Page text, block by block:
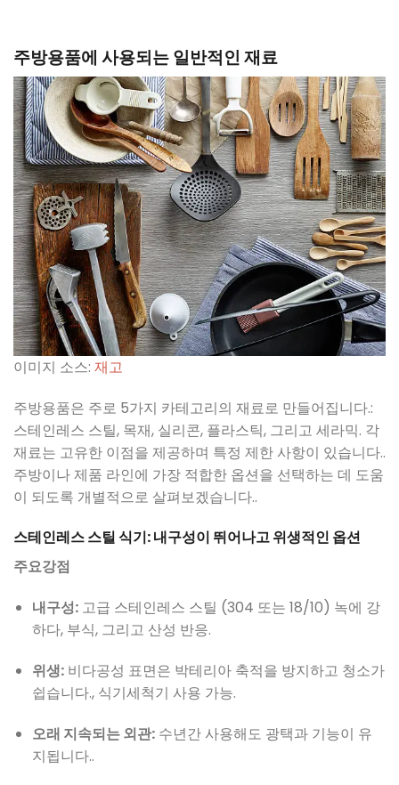
주방용품에 사용되는 일반적인 재료
이미지 소스: 재고
주방용품은 주로 5가지 카테고리의 재료로 만들어집니다.:
스테인레스 스틸, 목재, 실리콘, 플라스틱, 그리고 세라믹. 각
재료는 고유한 이점을 제공하며 특정 제한 사항이 있습니다..
주방이나 제품 라인에 가장 적합한 옵션을 선택하는 데 도움
이 되도록 개별적으로 살펴보겠습니다..
스테인레스 스틸 식기: 내구성이 뛰어나고 위생적인 ​​옵션
주요강점
내구성:고급 스테인레스 스틸 (304 또는 18/10) 녹에 강
하다, 부식, 그리고 산성 반응.
위생:비다공성 표면은 박테리아 축적을 방지하고 청소가
쉽습니다., 식기세척기 사용 가능.
오래 지속되는 외관:수년간 사용해도 광택과 기능이 유
지됩니다..